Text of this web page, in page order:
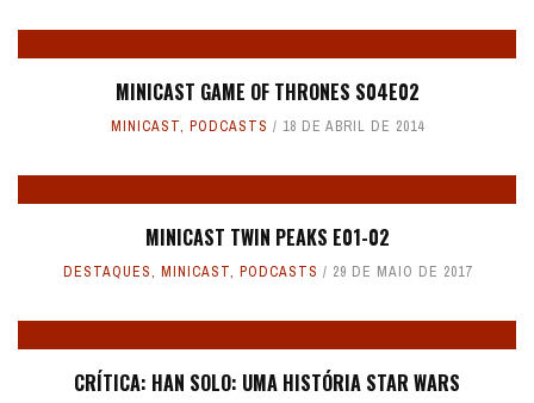
MINICAST GAME OF THRONES S04E02
MINICAST, PODCASTS 18 DE ABRIL DE 2014
MINICAST TWIN PEAKS E01-02
DESTAQUES, MINICAST, PODCASTS 29 DE MAIO DE 2017
CRÍTICA: HAN SOLO: UMA HISTÓRIA STAR WARS